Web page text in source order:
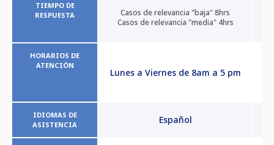
TIEMPO DE
RESPUESTA
Casos de relevancia "baja" 8hrs
Casos de relevancia "media" 4hrs
HORARIOS DE
ATENCIÓN
Lunes a Viernes de 8am a 5 pm
IDIOMAS DE
ASISTENCIA
Español